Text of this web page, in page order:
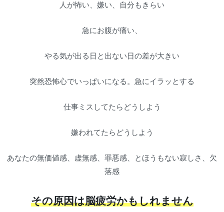
人が怖い、嫌い、自分もきらい
急にお腹が痛い、
やる気が出る日と出ない日の差が大きい
突然恐怖心でいっぱいになる。急にイラッとする
仕事ミスしてたらどうしよう
嫌われてたらどうしよう
あなたの無価値感、虚無感、罪悪感、とほうもない寂しさ、欠
落感
その原因は脳疲労かもしれません